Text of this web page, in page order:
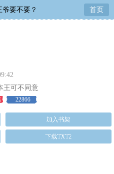
要不要？ 首页
王可不同意
22866
加入书架
下载TXT2